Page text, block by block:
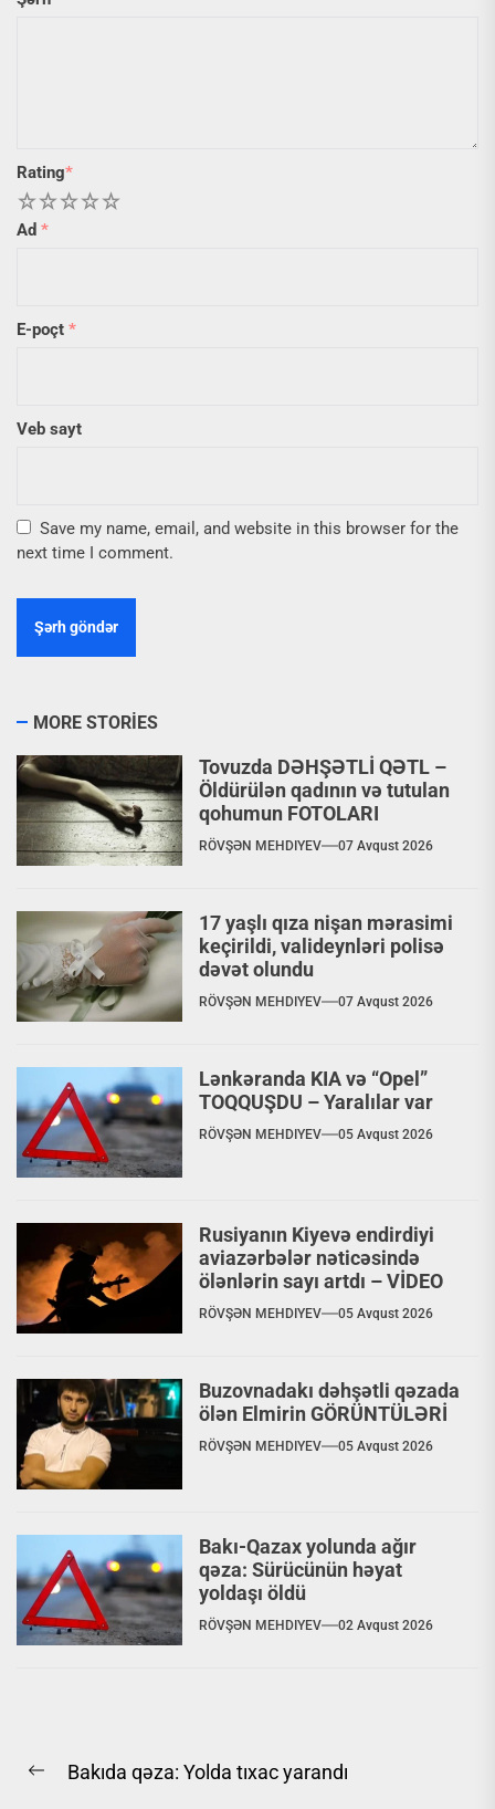
Rating*
5
4
3
2
Ad *
E-poçt *
Veb sayt
Save my name, email, and website in this browser for the
next time I comment.
MORE STORIES
Tovuzda DƏHŞƏTLİ QƏTL –
Öldürülən qadının və tutulan
qohumun FOTOLARI
RÖVŞƏN MEHDIYEV 07 Avqust 2026
17 yaşlı qıza nişan mərasimi
keçirildi, valideynləri polisə
dəvət olundu
RÖVŞƏN MEHDIYEV 07 Avqust 2026
Lənkəranda KIA və “Opel”
TOQQUŞDU – Yaralılar var
RÖVŞƏN MEHDIYEV 05 Avqust 2026
Rusiyanın Kiyevə endirdiyi
aviazərbələr nəticəsində
ölənlərin sayı artdı – VİDEO
RÖVŞƏN MEHDIYEV 05 Avqust 2026
Buzovnadakı dəhşətli qəzada
ölən Elmirin GÖRÜNTÜLƏRİ
RÖVŞƏN MEHDIYEV 05 Avqust 2026
Bakı-Qazax yolunda ağır
qəza: Sürücünün həyat
yoldaşı öldü
RÖVŞƏN MEHDIYEV 02 Avqust 2026
naviqasiyası
Previous
Bakıda qəza: Yolda tıxac yarandı